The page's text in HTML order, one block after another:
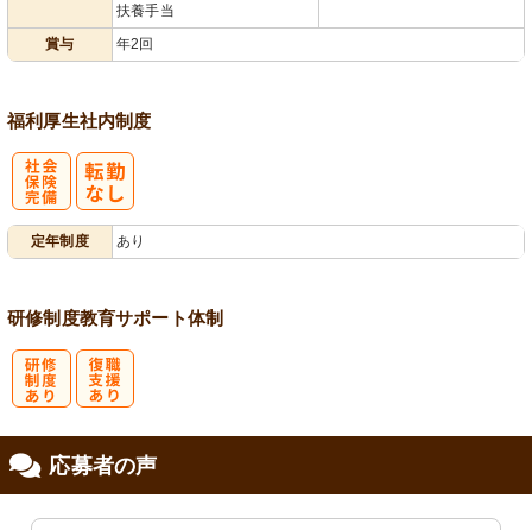
扶養手当
賞与
年2回
福利厚生社内制度
定年制度 あり
研修制度教育サポート体制
応募者の声